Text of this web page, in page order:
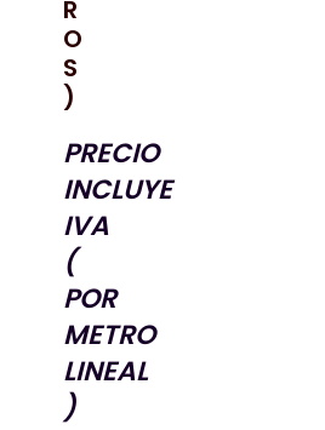
R
O
S
)
PRECIO
INCLUYE
IVA
(
POR
METRO
LINEAL
)